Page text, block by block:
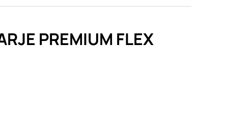
PREMIUM FLEX
brskalnika,
ne
uporabniško
na vašo uporabo
Običajno